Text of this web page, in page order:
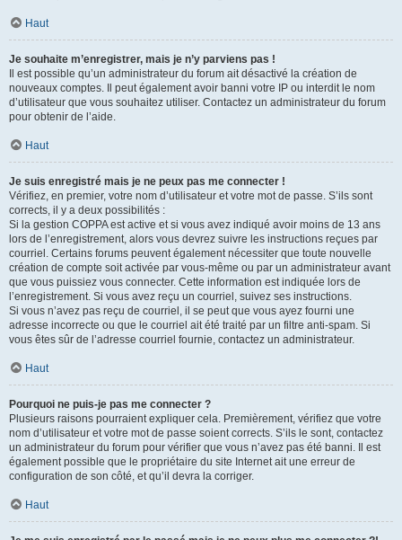
Haut
Je souhaite m’enregistrer, mais je n’y parviens pas !
Il est possible qu’un administrateur du forum ait désactivé la création de
nouveaux comptes. Il peut également avoir banni votre IP ou interdit le nom
d’utilisateur que vous souhaitez utiliser. Contactez un administrateur du forum
pour obtenir de l’aide.
Haut
Je suis enregistré mais je ne peux pas me connecter !
Vérifiez, en premier, votre nom d’utilisateur et votre mot de passe. S’ils sont
corrects, il y a deux possibilités :
Si la gestion COPPA est active et si vous avez indiqué avoir moins de 13 ans
lors de l’enregistrement, alors vous devrez suivre les instructions reçues par
courriel. Certains forums peuvent également nécessiter que toute nouvelle
création de compte soit activée par vous-même ou par un administrateur avant
que vous puissiez vous connecter. Cette information est indiquée lors de
l’enregistrement. Si vous avez reçu un courriel, suivez ses instructions.
Si vous n’avez pas reçu de courriel, il se peut que vous ayez fourni une
adresse incorrecte ou que le courriel ait été traité par un filtre anti-spam. Si
vous êtes sûr de l’adresse courriel fournie, contactez un administrateur.
Haut
Pourquoi ne puis-je pas me connecter ?
Plusieurs raisons pourraient expliquer cela. Premièrement, vérifiez que votre
nom d’utilisateur et votre mot de passe soient corrects. S’ils le sont, contactez
un administrateur du forum pour vérifier que vous n’avez pas été banni. Il est
également possible que le propriétaire du site Internet ait une erreur de
configuration de son côté, et qu’il devra la corriger.
Haut